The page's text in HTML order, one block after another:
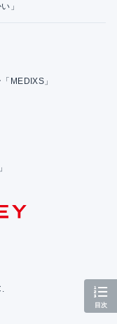
」
MEDIXS」
目次